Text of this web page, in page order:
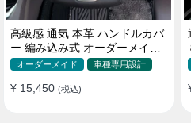
高級感 通気 本革 ハンドルカバ
ー 編み込み式 オーダーメイド
握り感抜群 操作性アップ
オーダーメイド 車種専用設計
¥ 15,450 (税込)